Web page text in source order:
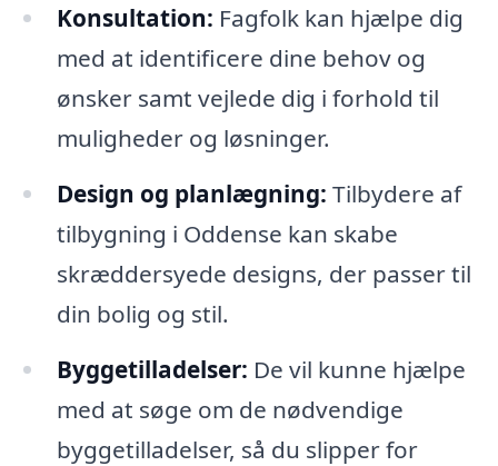
Konsultation: Fagfolk kan hjælpe dig
med at identificere dine behov og
ønsker samt vejlede dig i forhold til
muligheder og løsninger.
Design og planlægning: Tilbydere af
tilbygning i Oddense kan skabe
skræddersyede designs, der passer til
din bolig og stil.
Byggetilladelser: De vil kunne hjælpe
med at søge om de nødvendige
byggetilladelser, så du slipper for